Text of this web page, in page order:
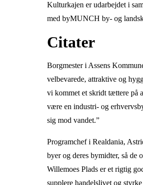
Kulturkajen er udarbejdet i
med byMUNCH by- og
Citater
Borgmester i Assens
velbevarede, attraktive og
vi kommet et skridt tættere på
være en industri- og
sig mod vandet.”
Programchef i Realdania,
byer og deres bymidter, så de
Willemoes Plads er et rigtig
supplere handelslivet og